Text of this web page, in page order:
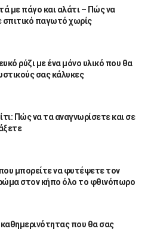
με πάγο και αλάτι – Πώς να
παγωτό χωρίς
ρύζι με ένα μόνο υλικό που θα
σας κάλυκες
Πώς να τα αναγνωρίσετε και σε
μπορείτε να φυτέψετε τον
στον κήπο όλο το φθινόπωρο
που θα σας